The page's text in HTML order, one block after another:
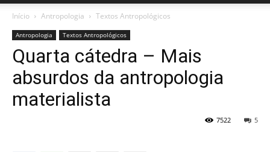
Início Antropologia Textos Antropológicos
Antropologia Textos Antropológicos
Quarta cátedra – Mais
absurdos da antropologia
materialista
5
7522